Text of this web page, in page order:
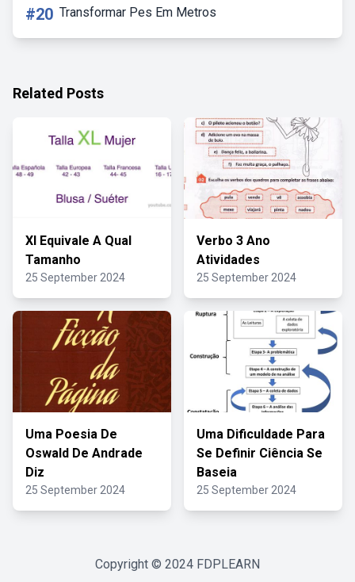
#20 Transformar Pes Em Metros
Related Posts
Xl Equivale A Qual
Tamanho
25 September 2024
Verbo 3 Ano
Atividades
25 September 2024
Uma Poesia De
Oswald De Andrade
Diz
25 September 2024
Uma Dificuldade Para
Se Definir Ciência Se
Baseia
25 September 2024
Copyright © 2024 FDPLEARN